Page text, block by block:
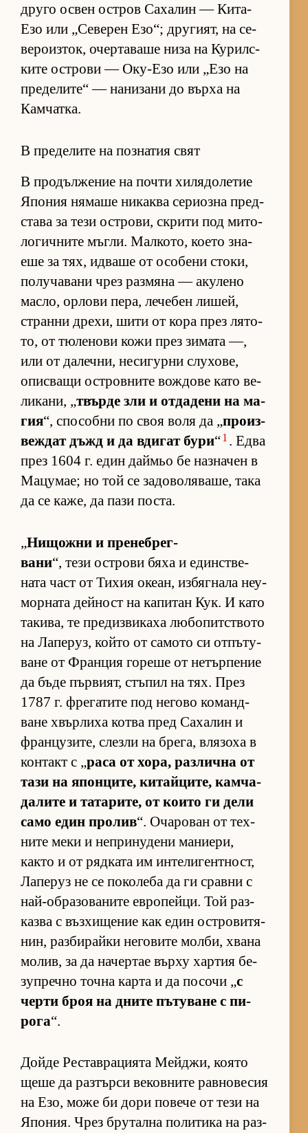
друго ос­вен ос­т­ров Са­ха­лин — Ки­та-
Езо или „Се­ве­рен Езо“; дру­ги­ят, на се­
ве­ро­из­ток, очер­та­ваше низа на Ку­рил­с­
ките ос­т­рови — Оку-Езо или „Езо на
пре­де­ли­те“ — на­ни­зани до върха на
Кам­чат­ка.
В пределите на познатия свят
В про­дъл­же­ние на почти хи­ля­до­ле­тие
Япо­ния ня­маше ни­каква се­ри­озна пред­
с­тава за тези ос­т­ро­ви, скрити под ми­то­
ло­гич­ните мъг­ли. Мал­ко­то, ко­ето зна­
еше за тях, ид­ваше от осо­бени сто­ки,
по­лу­ча­вани чрез раз­мяна — аку­лено
мас­ло, ор­лови пе­ра, ле­че­бен ли­шей,
странни дре­хи, шити от кора през ля­то­
то, от тю­ле­нови кожи през зи­мата —,
или от да­леч­ни, не­си­гурни слу­хо­ве,
опис­ващи ос­т­ров­ните вож­дове като ве­
ли­ка­ни, „твърде зли и от­да­дени на ма­
гия“, спо­собни по своя воля да „про­из­
веж­дат дъжд и да вди­гат бури“1 . Едва
през 1604 г. един дай­мьо бе наз­на­чен в
Ма­цу­мае; но той се за­до­во­ля­ва­ше, така
да се ка­же, да пази пос­та.
„Ни­щожни и пре­неб­рег­
вани“, тези ос­т­рови бяха и един­с­т­ве­
ната част от Ти­хия оке­ан, из­бяг­нала не­у­
мор­ната дей­ност на ка­пи­тан Кук. И като
та­ки­ва, те пре­диз­ви­каха лю­бо­пит­с­твото
на Ла­пе­руз, който от са­мото си от­пъ­ту­
ване от Фран­ция го­реше от не­тър­пе­ние
да бъде пър­ви­ят, стъ­пил на тях. През
1787 г. фре­га­тите под не­гово ко­ман­д­
ване хвър­лиха котва пред Са­ха­лин и
фран­цу­зи­те, слезли на бре­га, вля­зоха в
кон­такт с „раса от хо­ра, раз­лична от
тази на япон­ци­те, ки­тай­ци­те, кам­ча­
да­лите и та­та­ри­те, от ко­ито ги дели
само един про­лив“. Оча­ро­ван от тех­
ните меки и неп­ри­ну­дени ма­ни­е­ри,
както и от ряд­ката им ин­те­ли­ген­т­ност,
Ла­пе­руз не се по­ко­леба да ги сравни с
най-об­ра­зо­ва­ните ев­ро­пей­ци. Той раз­
казва с въз­хи­ще­ние как един ос­т­ро­ви­тя­
нин, раз­би­райки не­го­вите мол­би, хвана
мо­лив, за да на­чер­тае върху хар­тия бе­
зуп­речно точна карта и да по­сочи „с
черти броя на дните пъ­ту­ване с пи­
рога“.
Дойде Рес­тав­ра­ци­ята Мей­джи, ко­ято
щеше да раз­търси ве­ков­ните рав­но­ве­сия
на Езо, може би дори по­вече от тези на
Япо­ния. Чрез бру­тална по­ли­тика на раз­